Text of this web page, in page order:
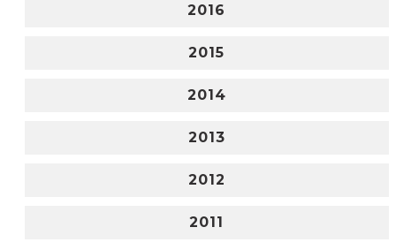
2016
2015
2014
2013
2012
2011